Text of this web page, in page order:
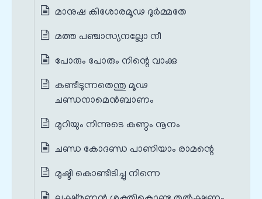
മാനുഷ കിശോരമൂഢ ദുര്‍മ്മതേ
മത്ത പഞ്ചാസ്യനല്ലോ നീ
പോരും പോരും നിന്റെ വാക്കു
കണ്ടീടുന്നതെന്തു മൂഢ
ചണ്ഡനാമെന്‍ബാണം
മുറിയും നിന്നുടെ കണ്ഠം നൂനം
ചണ്ഡ കോദണ്ഡ പാണിയാം രാമന്റെ
മുഷ്ടി കൊണ്ടിടിച്ചു നിന്നെ